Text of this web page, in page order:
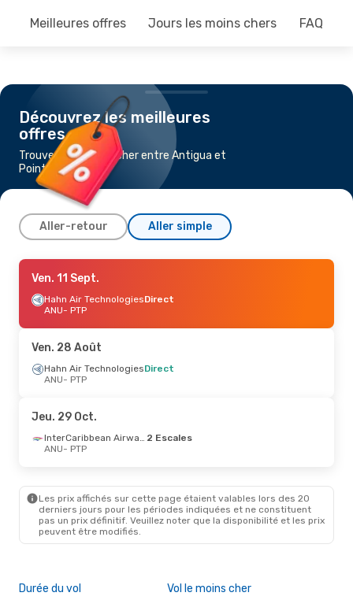
Meilleures offres Jours les moins chers FAQ
Découvrez les meilleures
offres
Trouvez un vol pas cher entre Antigua et
Pointe-à-Pitre
Aller-retour Aller simple
Ven. 28 Août
Hahn Air TechnologiesDirect
ANU- PTP
PTP- ANU
Ven. 11 Sept.
Hahn Air TechnologiesDirect
ANU- PTP
Ven. 28 Août
Hahn Air TechnologiesDirect
ANU- PTP
Jeu. 29 Oct.
InterCaribbean Airways 2 Escales
ANU- PTP
Les prix affichés sur cette page étaient valables lors des 20
derniers jours pour les périodes indiquées et ne constituent
pas un prix définitif. Veuillez noter que la disponibilité et les prix
peuvent être modifiés.
Durée du vol Vol le moins cher